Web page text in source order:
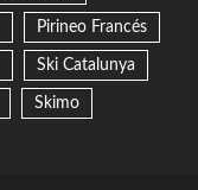
Pirineo Francés
Ski Catalunya
Skimo